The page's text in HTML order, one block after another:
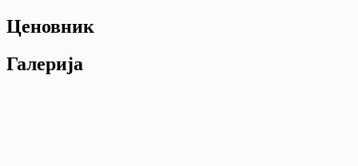
Ценовник
Галерија